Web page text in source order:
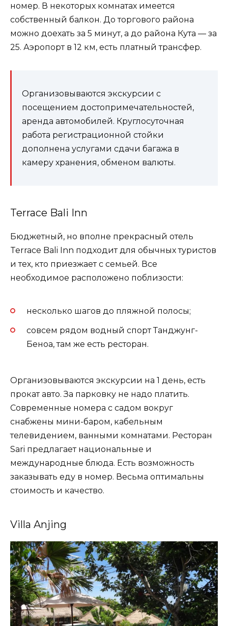
номер. В некоторых комнатах имеется
собственный балкон. До торгового района
можно доехать за 5 минут, а до района Кута — за
25. Аэропорт в 12 км, есть платный трансфер.
Организовываются экскурсии с
посещением достопримечательностей,
аренда автомобилей. Круглосуточная
работа регистрационной стойки
дополнена услугами сдачи багажа в
камеру хранения, обменом валюты.
Terrace Bali Inn
Бюджетный, но вполне прекрасный отель
Terrace Bali Inn подходит для обычных туристов
и тех, кто приезжает с семьей. Все
необходимое расположено поблизости:
несколько шагов до пляжной полосы;
совсем рядом водный спорт Танджунг-
Беноа, там же есть ресторан.
Организовываются экскурсии на 1 день, есть
прокат авто. За парковку не надо платить.
Современные номера с садом вокруг
снабжены мини-баром, кабельным
телевидением, ванными комнатами. Ресторан
Sari предлагает национальные и
международные блюда. Есть возможность
заказывать еду в номер. Весьма оптимальны
стоимость и качество.
Villa Anjing